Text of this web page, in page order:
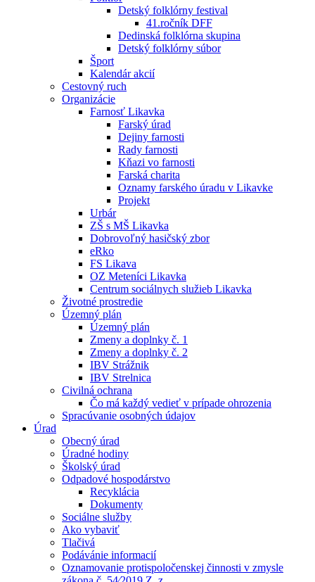
Detský folklórny festival
41.ročník DFF
Dedinská folklórna skupina
Detský folklórny súbor
Šport
Kalendár akcií
Cestovný ruch
Organizácie
Farnosť Likavka
Farský úrad
Dejiny farnosti
Rady farnosti
Kňazi vo farnosti
Farská charita
Oznamy farského úradu v Likavke
Projekt
Urbár
ZŠ s MŠ Likavka
Dobrovoľný hasičský zbor
eRko
FS Likava
OZ Meteníci Likavka
Centrum sociálnych služieb Likavka
Životné prostredie
Územný plán
Územný plán
Zmeny a doplnky č. 1
Zmeny a doplnky č. 2
IBV Strážnik
IBV Strelnica
Civilná ochrana
Čo má každý vedieť v prípade ohrozenia
Spracúvanie osobných údajov
Úrad
Obecný úrad
Úradné hodiny
Školský úrad
Odpadové hospodárstvo
Recyklácia
Dokumenty
Sociálne služby
Ako vybaviť
Tlačivá
Podávánie informacií
Oznamovanie protispoločenskej činnosti v zmysle